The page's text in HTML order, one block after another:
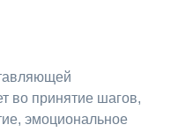
во принятие шагов,
эмоциональное